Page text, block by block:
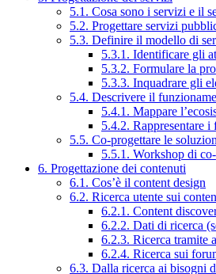
5.1. Cosa sono i servizi e il
5.2. Progettare servizi
5.3. Definire il modello di
5.3.1. Identificare gli
5.3.2. Formulare la
5.3.3. Inquadrare gli
5.4. Descrivere il
5.4.1. Mappare
5.4.2. Rappresentare
5.5. Co-progettare le
5.5.1. Workshop di
6. Progettazione dei contenuti
6.1. Cos’è il content design
6.2. Ricerca utente sui
6.2.1. Content
6.2.2. Dati di ricerca
6.2.3. Ricerca tramite
6.2.4. Ricerca sui
6.3. Dalla ricerca ai bisogni